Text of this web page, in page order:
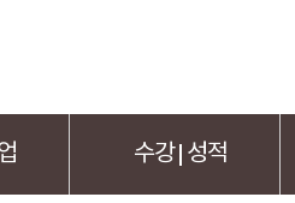
수강 성적